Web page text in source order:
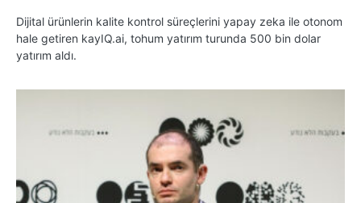
Dijital ürünlerin kalite kontrol süreçlerini yapay zeka ile otonom
hale getiren kayIQ.ai, tohum yatırım turunda 500 bin dolar
yatırım aldı.